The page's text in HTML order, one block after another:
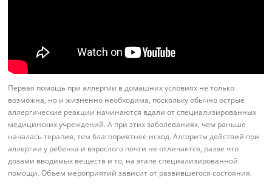
Первая помощь при аллергии в домашних условиях не только
возможна, но и жизненно необходима, поскольку обычно острые
аллергические реакции начинаются вдали от специализированных
медицинских учреждений. А при этих заболеваниях, чем раньше
началась терапия, тем благоприятнее исход. Алгоритм действий при
аллергии у ребенка и взрослого почти не отличается, разве что
дозами вводимых веществ и то, на этапе специализированной
помощи. Объем мероприятий зависит от развившегося состояния.